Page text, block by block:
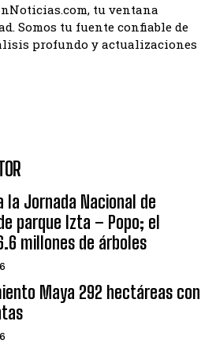
tu ventana
Somos tu fuente confiable de
profundo y actualizaciones
la Jornada Nacional de
parque Izta – Popo; el
millones de árboles
Maya 292 hectáreas con